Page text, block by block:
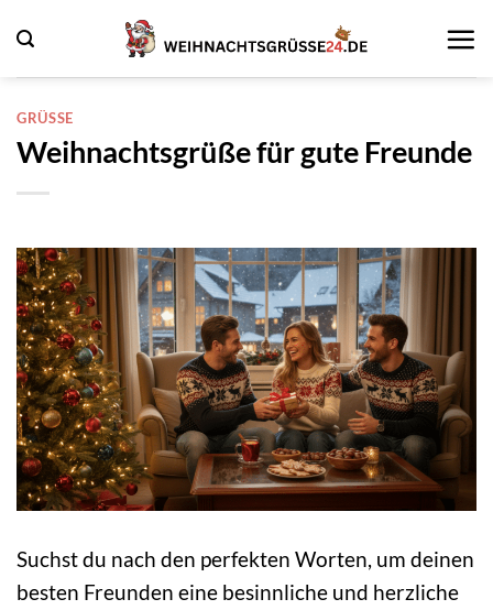
Inhalt
springen
GRÜSSE
Weihnachtsgrüße für gute Freunde
Suchst du nach den perfekten Worten, um deinen
besten Freunden eine besinnliche und herzliche